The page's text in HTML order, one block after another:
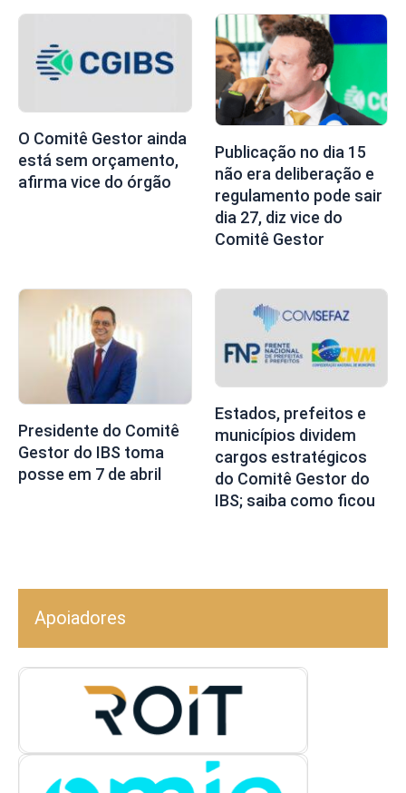
O Comitê Gestor ainda
está sem orçamento,
afirma vice do órgão
Publicação no dia 15
não era deliberação e
regulamento pode sair
dia 27, diz vice do
Comitê Gestor
Presidente do Comitê
Gestor do IBS toma
posse em 7 de abril
Estados, prefeitos e
municípios dividem
cargos estratégicos
do Comitê Gestor do
IBS; saiba como ficou
Apoiadores